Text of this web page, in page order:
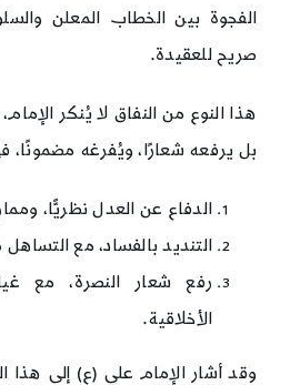
الفجوة بين الخطاب المعلن
صريح للعقيدة.
هذا النوع من النفاق لا يُنكر
بل يرفعه شعارًا، ويُفرغه مضمونًا،
الدفاع عن العدل نظريًّا،
التنديد بالفساد، مع
رفع شعار النصرة، مع
الأخلاقية.
وقد أشار الإمام علي (ع) إلى هذا